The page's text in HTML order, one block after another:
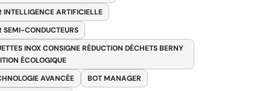
INTELLIGENCE ARTIFICIELLE
SEMI-CONDUCTEURS
INOX CONSIGNE RÉDUCTION DÉCHETS BERNY
ÉCOLOGIQUE
AVANCÉE
BOT MANAGER